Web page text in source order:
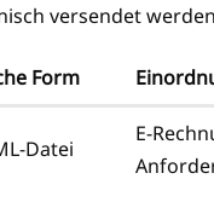
versendet
Form
Datei
E-